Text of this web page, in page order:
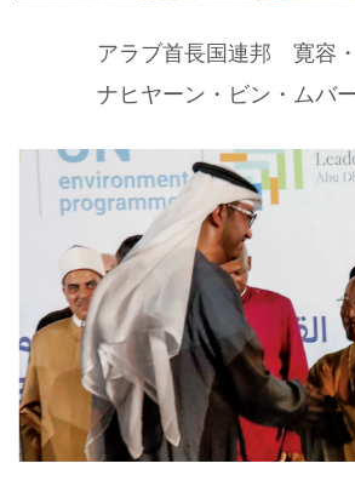
アラブ首長国連邦 寛容
ナヒヤーン・ビン・ムバ